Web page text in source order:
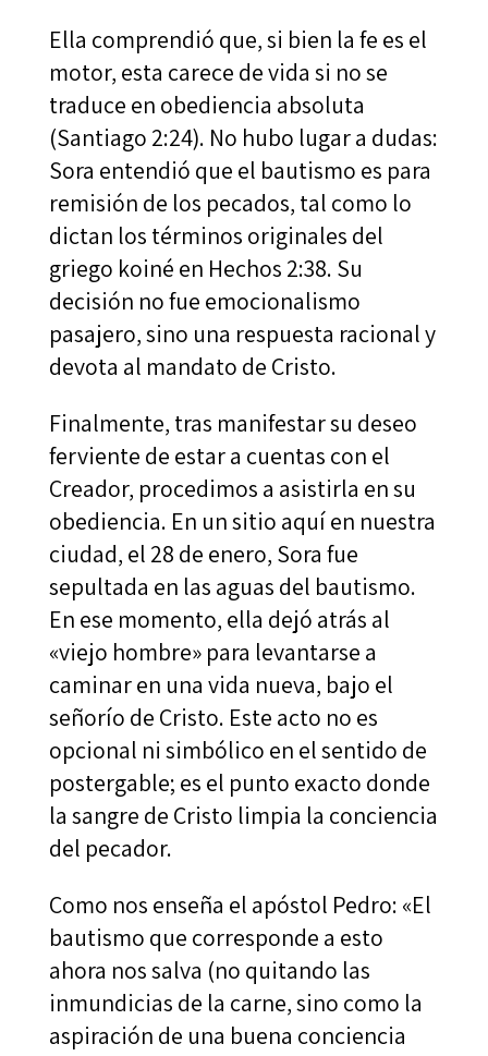
Ella comprendió que, si bien la fe es el
motor, esta carece de vida si no se
traduce en obediencia absoluta
(Santiago 2:24). No hubo lugar a dudas:
Sora entendió que el bautismo es para
remisión de los pecados, tal como lo
dictan los términos originales del
griego koiné en Hechos 2:38. Su
decisión no fue emocionalismo
pasajero, sino una respuesta racional y
devota al mandato de Cristo.
Finalmente, tras manifestar su deseo
ferviente de estar a cuentas con el
Creador, procedimos a asistirla en su
obediencia. En un sitio aquí en nuestra
ciudad, el 28 de enero, Sora fue
sepultada en las aguas del bautismo.
En ese momento, ella dejó atrás al
«viejo hombre» para levantarse a
caminar en una vida nueva, bajo el
señorío de Cristo. Este acto no es
opcional ni simbólico en el sentido de
postergable; es el punto exacto donde
la sangre de Cristo limpia la conciencia
del pecador.
Como nos enseña el apóstol Pedro: «El
bautismo que corresponde a esto
ahora nos salva (no quitando las
inmundicias de la carne, sino como la
aspiración de una buena conciencia